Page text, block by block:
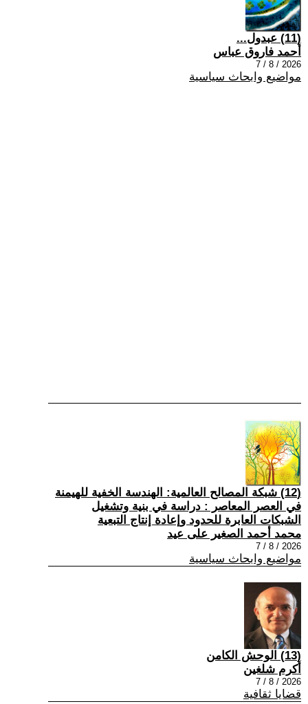
(11) عبدول...
أحمد فاروق عباس
2026 / 8 / 7
مواضيع وابحاث سياسية
(12) شبكة المصالح العالمية: الهندسة الخفية للهيمنة
في العصر المعاصر : دراسة في بنية وتشغيل
الشبكات العابرة للحدود وإعادة إنتاج التبعية
محمد أحمد الصغير على عيد
2026 / 8 / 7
مواضيع وابحاث سياسية
(13) الوحش الكامن
أكرم شلغين
2026 / 8 / 7
قضايا ثقافية